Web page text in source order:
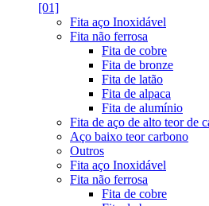
[01]
Fita aço Inoxidável
Fita não ferrosa
Fita de cobre
Fita de bronze
Fita de latão
Fita de alpaca
Fita de alumínio
Fita de aço de alto teor de
Aço baixo teor carbono
Outros
Fita aço Inoxidável
Fita não ferrosa
Fita de cobre